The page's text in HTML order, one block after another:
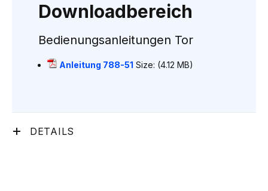
Downloadbereich
Bedienungsanleitungen Tor
Anleitung 788-51 Size: (4.12 MB)
DETAILS